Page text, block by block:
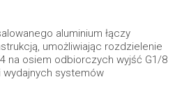
aluminium łączy
umożliwiając rozdzielenie
na osiem odbiorczych wyjść G1/8
systemów